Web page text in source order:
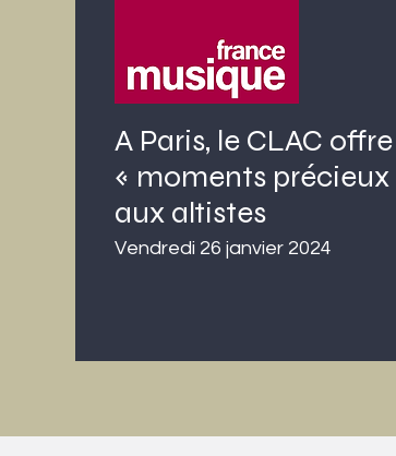
A Paris, le CLAC
« moments précieux
aux altistes
Vendredi 26 janvier 2024